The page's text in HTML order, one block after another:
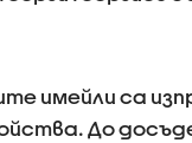
имейли са
До